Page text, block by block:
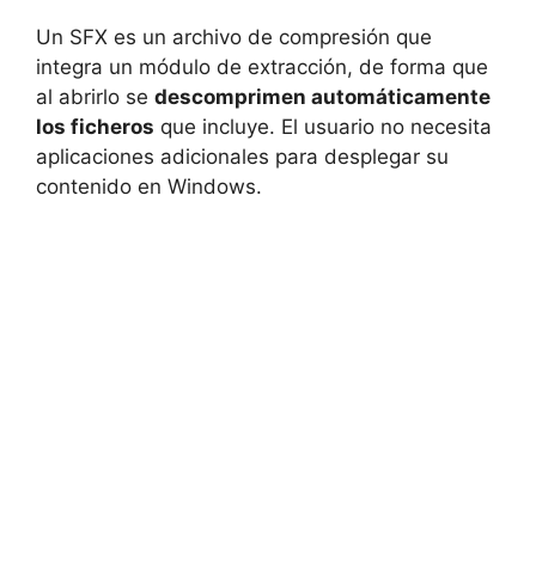
Un SFX es un archivo de compresión que
integra un módulo de extracción, de forma que
al abrirlo se descomprimen automáticamente
los ficheros que incluye. El usuario no necesita
aplicaciones adicionales para desplegar su
contenido en Windows.